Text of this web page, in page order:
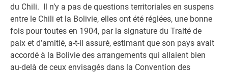
du Chili. Il n’y a pas de questions territoriales en suspens
entre le Chili et la Bolivie, elles ont été réglées, une bonne
fois pour toutes en 1904, par la signature du Traité de
paix et d’amitié, a-t-il assuré, estimant que son pays avait
accordé à la Bolivie des arrangements qui allaient bien
au-delà de ceux envisagés dans la Convention des